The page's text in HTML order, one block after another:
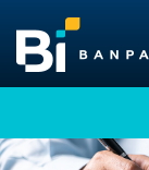
¡No te
Suscríbete a